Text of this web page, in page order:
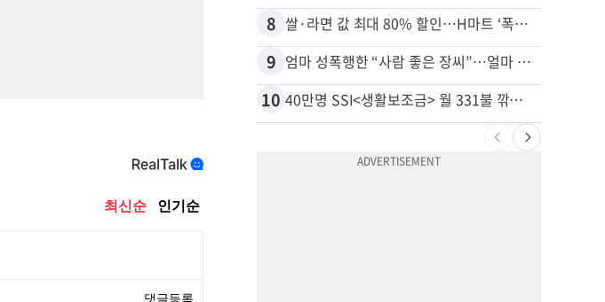
8 쌀·라면 값 최대 80% 할인…H마트 ‘폭탄 세일’
9 엄마 성폭행한 “사람 좋은 장씨”…얼마 뒤 딸 배도 불러왔다
10 40만명 SSI<생활보조금> 월 331불 깎이나